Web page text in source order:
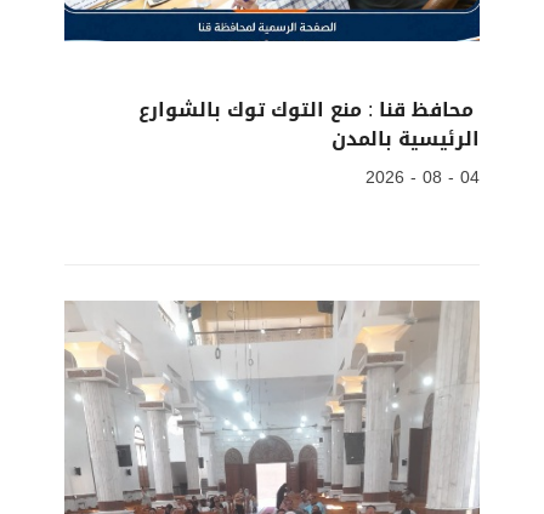
محافظ قنا : منع التوك توك بالشوارع
الرئيسية بالمدن
04 - 08 - 2026